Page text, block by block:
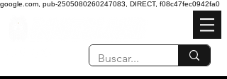
google.com, pub-2505080260247083, DIRECT, f08c47fec0942fa0